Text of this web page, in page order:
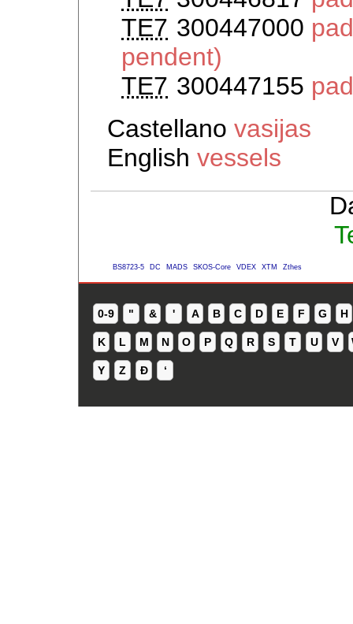
TE7 300447000
pendent)
TE7 300447155
Castellano vasijas
English vessels
BS8723-5 DC MADS SKOS-Core VDEX XTM Zthes
0-9 " & ' A B C D E F G H
K L M N O P Q R S T U V
Y Z Ð ʻ